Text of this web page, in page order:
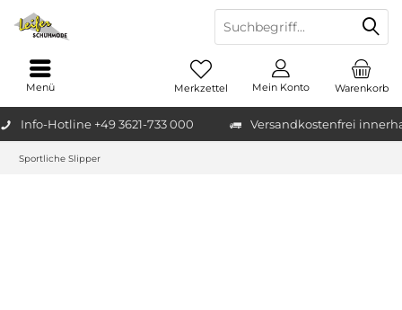
Info-Hotline +49 3621-733 000 Versandkostenfrei
Warenkorb
Merkzettel Mein Konto
Menü
Sportliche Slipper